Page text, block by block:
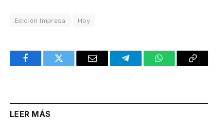
Edición Impresa Hoy
FacebookTwitter Email TelegramWhatsAppCopy
LEER MÁS